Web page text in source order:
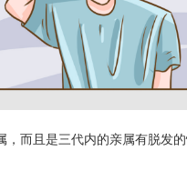
而且是三代内的亲属有脱发